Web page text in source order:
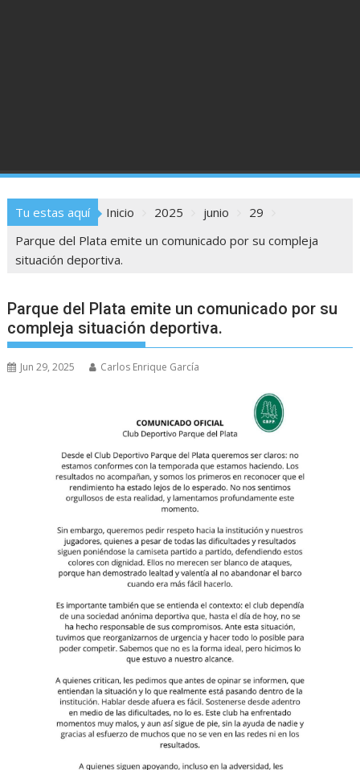
Tu estas aquí Inicio 2025 junio
29
Parque del Plata emite un comunicado por su compleja
situación deportiva.
Parque del Plata emite un comunicado por su
compleja situación deportiva.
Jun 29, 2025 Carlos Enrique García